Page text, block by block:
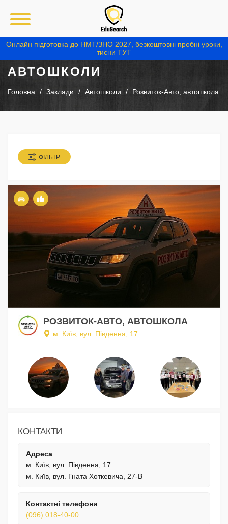
Онлайн підготовка до НМТ/ЗНО 2027, безкоштовні пробні уроки,
тисни ТУТ
АВТОШКОЛИ
Головна Заклади Автошколи Розвиток-Авто, автошкола
ФІЛЬТР
РОЗВИТОК-АВТО, АВТОШКОЛА
м. Київ, вул. Південна, 17
КОНТАКТИ
Адреса
м. Київ, вул. Південна, 17
м. Київ, вул. Гната Хоткевича, 27-В
Контактні телефони
(096) 018-40-00